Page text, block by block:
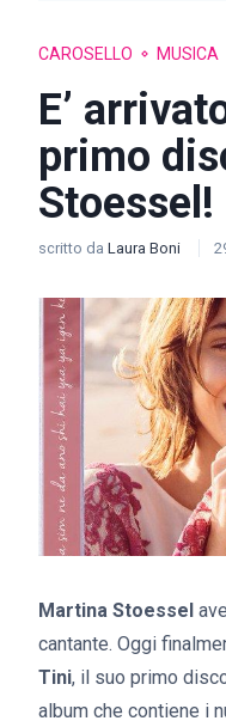
CAROSELLO MUSICA
E’
primo
Stoessel!
scritto da Laura Boni
Martina Stoessel
cantante. Oggi
Tini, il suo primo
album che contiene i